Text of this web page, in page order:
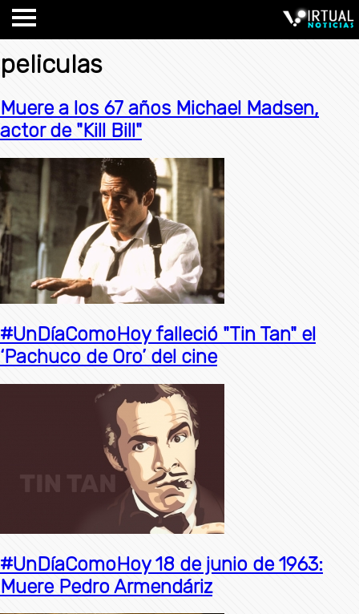
peliculas
Muere a los 67 años Michael Madsen,
actor de "Kill Bill"
#UnDíaComoHoy falleció "Tin Tan" el
‘Pachuco de Oro’ del cine
#UnDíaComoHoy 18 de junio de 1963:
Muere Pedro Armendáriz